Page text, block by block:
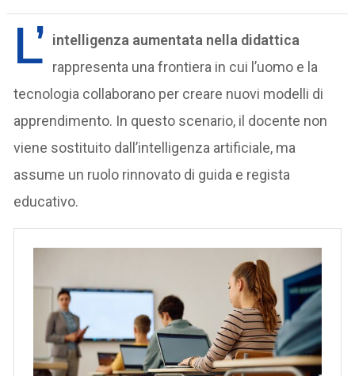
L’ intelligenza aumentata nella didattica
rappresenta una frontiera in cui l’uomo e la
tecnologia collaborano per creare nuovi modelli di
apprendimento. In questo scenario, il docente non
viene sostituito dall’intelligenza artificiale, ma
assume un ruolo rinnovato di guida e regista
educativo.